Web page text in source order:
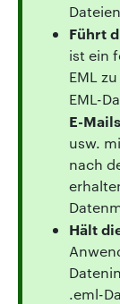
Führt
ist ein
EML
EML-
E-
usw.
nach
Hält
.eml-